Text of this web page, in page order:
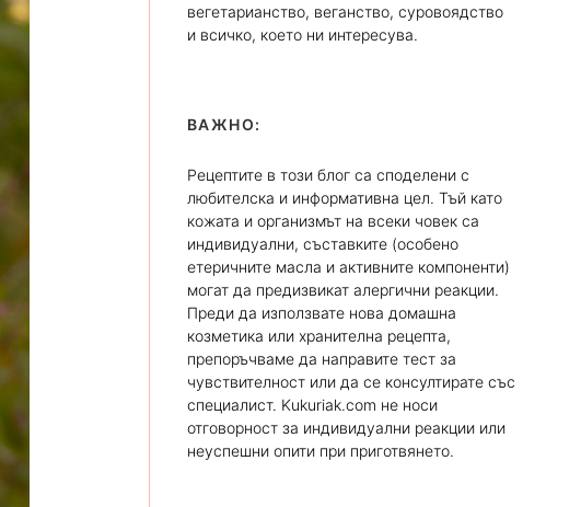
вегетарианство, веганство, суровоядство
и всичко, което ни интересува.
ВАЖНО:
Рецептите в този блог са споделени с
любителска и информативна цел. Тъй като
кожата и организмът на всеки човек са
индивидуални, съставките (особено
етеричните масла и активните компоненти)
могат да предизвикат алергични реакции.
Преди да използвате нова домашна
козметика или хранителна рецепта,
препоръчваме да направите тест за
чувствителност или да се консултирате със
специалист. Kukuriak.com не носи
отговорност за индивидуални реакции или
неуспешни опити при приготвянето.